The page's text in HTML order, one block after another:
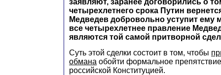
заявляют, заранее договорились о
четырехлетнего срока Путин
Медведев добровольно уступит ему
все четырехлетнее правление
являются той самой притворной
Суть этой сделки состоит в том, чтобы
обмана обойти формальное
российской Конституцией.